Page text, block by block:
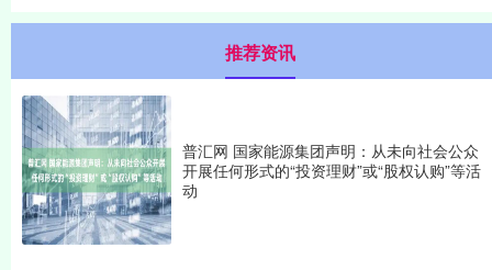
推荐资讯
普汇网 国家能源集团声明：从未向社会公众
开展任何形式的“投资理财”或“股权认购”等活
动